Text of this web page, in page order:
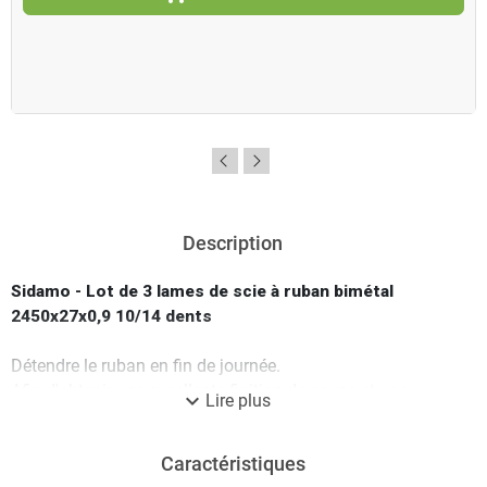
Description
Sidamo - Lot de 3 lames de scie à ruban bimétal
2450x27x0,9 10/14 dents
Détendre le ruban en fin de journée.
Afin d'obtenir une excellente finition de coupe et une
grande longévité du ruban, il est impératif de choisir la
l'archet et la Vitesse du moteur en fonction du profil de la
expand_more Lire plus
Caractéristiques